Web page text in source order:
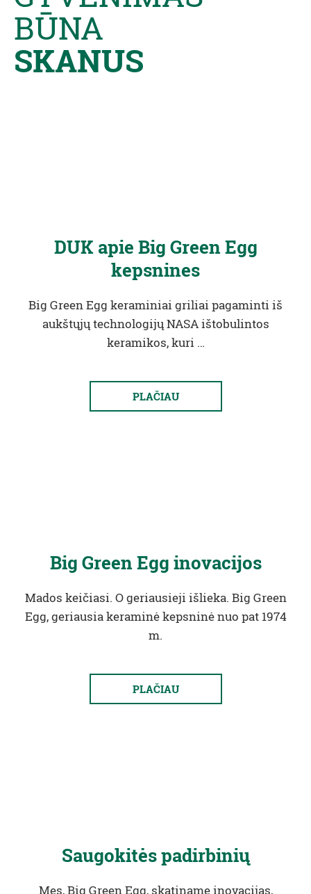
BŪNA
SKANUS
DUK apie Big Green Egg
kepsnines
Big Green Egg keraminiai griliai pagaminti iš
aukštųjų technologijų NASA ištobulintos
keramikos, kuri …
PLAČIAU
Big Green Egg inovacijos
Mados keičiasi. O geriausieji išlieka. Big Green
Egg, geriausia keraminė kepsninė nuo pat 1974
m.
PLAČIAU
Saugokitės padirbinių
Mes, Big Green Egg, skatiname inovacijas,